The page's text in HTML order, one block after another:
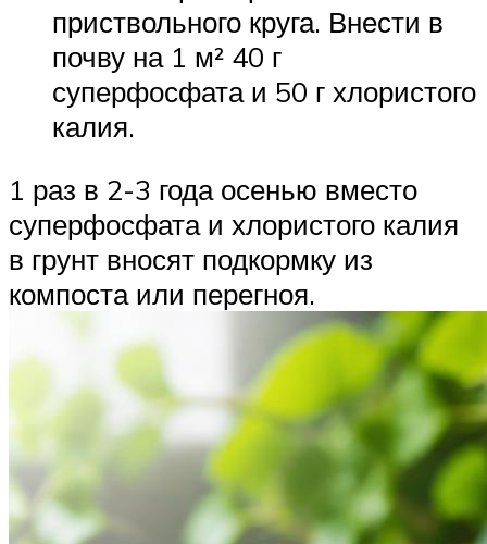
приствольного круга. Внести в
почву на 1 м² 40 г
суперфосфата и 50 г хлористого
калия.
1 раз в 2-3 года осенью вместо
суперфосфата и хлористого калия
в грунт вносят подкормку из
компоста или перегноя.